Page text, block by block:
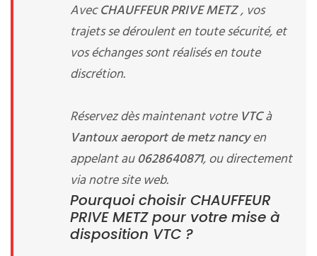
AvecCHAUFFEUR PRIVE METZ, vos
trajets se déroulent en toute sécurité, et
vos échanges sont réalisés en toute
discrétion.
Réservez dès maintenant votre VTCà
Vantoux aeroport de metz nancyen
appelant au0628640871, ou directement
via notre site web.
Pourquoi choisir CHAUFFEUR
PRIVE METZ pour votre mise à
disposition VTC ?